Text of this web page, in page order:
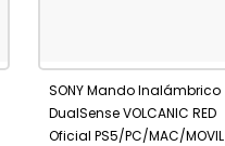
SONY Mando Inalámbrico
DualSense VOLCANIC RED
Oficial PS5/PC/MAC/MOVIL
A
FAVORITOS